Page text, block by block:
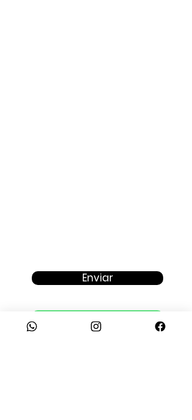
Enviar
Fale com um consultor